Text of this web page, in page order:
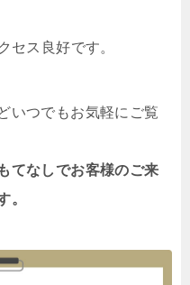
セス良好です。
いつでもお気軽にご覧
てなしでお客様のご来
。